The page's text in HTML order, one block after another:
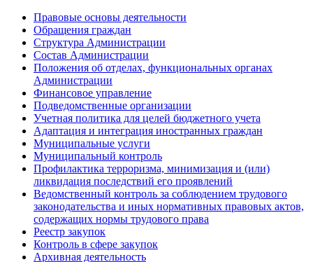
Правовые основы деятельности
Обращения граждан
Структура Администрации
Состав Администрации
Положения об отделах, функциональных органах
Администрации
Финансовое управление
Подведомственные организации
Учетная политика для целей бюджетного учета
Адаптация и интеграция иностранных граждан
Муниципальные услуги
Муниципальный контроль
Профилактика терроризма, минимизация и (или)
ликвидация последствий его проявлений
Ведомственный контроль за соблюдением трудового
законодательства и иных нормативных правовых актов,
содержащих нормы трудового права
Реестр закупок
Контроль в сфере закупок
Архивная деятельность